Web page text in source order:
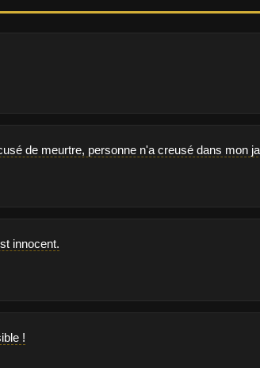
de meurtre, personne n'a creusé dans mon
innocent.
!